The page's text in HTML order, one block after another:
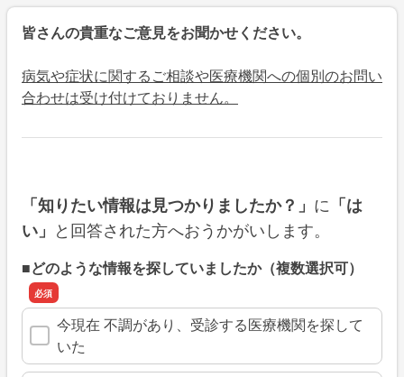
皆さんの貴重なご意見をお聞かせください。
病気や症状に関するご相談や医療機関への個別のお問い
合わせは受け付けておりません。
「知りたい情報は見つかりましたか？」 に 「は
い」 と回答された方へおうかがいします。
■どのような情報を探していましたか（複数選択可）
今現在 不調があり、受診する医療機関を探して
いた